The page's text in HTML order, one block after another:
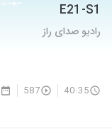
E21-S1
رادیو صدای راز
40:35
587